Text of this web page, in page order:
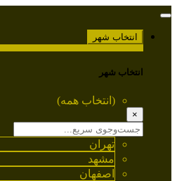
انتخاب شهر
انتخاب شهر
(انتخاب همه)
×
تهران
مشهد
اصفهان